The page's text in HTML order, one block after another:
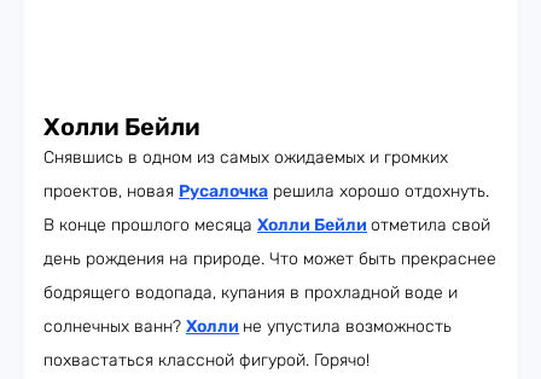
Холли Бейли
Снявшись в одном из самых ожидаемых и громких
проектов, новая Русалочка решила хорошо отдохнуть.
В конце прошлого месяца Холли Бейли отметила свой
день рождения на природе. Что может быть прекраснее
бодрящего водопада, купания в прохладной воде и
солнечных ванн? Холли не упустила возможность
похвастаться классной фигурой. Горячо!